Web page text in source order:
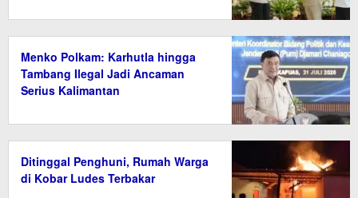
Menko Polkam: Karhutla hingga
Tambang Ilegal Jadi Ancaman
Serius Kalimantan
Ditinggal Penghuni, Rumah Warga
di Kobar Ludes Terbakar